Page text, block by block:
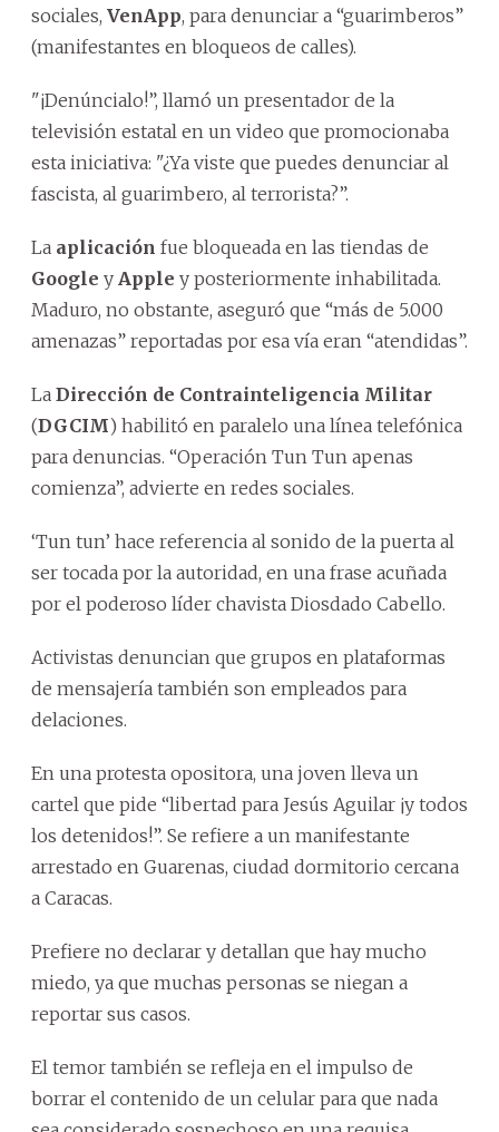
sociales, VenApp, para denunciar a “guarimberos”
(manifestantes en bloqueos de calles).
"¡Denúncialo!”, llamó un presentador de la
televisión estatal en un video que promocionaba
esta iniciativa: "¿Ya viste que puedes denunciar al
fascista, al guarimbero, al terrorista?”.
La aplicación fue bloqueada en las tiendas de
Google y Apple y posteriormente inhabilitada.
Maduro, no obstante, aseguró que “más de 5.000
amenazas” reportadas por esa vía eran “atendidas”.
La Dirección de Contrainteligencia Militar
(DGCIM) habilitó en paralelo una línea telefónica
para denuncias. “Operación Tun Tun apenas
comienza”, advierte en redes sociales.
‘Tun tun’ hace referencia al sonido de la puerta al
ser tocada por la autoridad, en una frase acuñada
por el poderoso líder chavista Diosdado Cabello.
Activistas denuncian que grupos en plataformas
de mensajería también son empleados para
delaciones.
En una protesta opositora, una joven lleva un
cartel que pide “libertad para Jesús Aguilar ¡y todos
los detenidos!”. Se refiere a un manifestante
arrestado en Guarenas, ciudad dormitorio cercana
a Caracas.
Prefiere no declarar y detallan que hay mucho
miedo, ya que muchas personas se niegan a
reportar sus casos.
El temor también se refleja en el impulso de
borrar el contenido de un celular para que nada